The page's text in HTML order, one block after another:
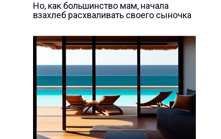
Но, как большинство мам, начала
взахлеб расхваливать своего сыночка